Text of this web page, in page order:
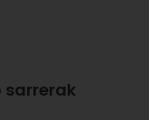
sarrerak